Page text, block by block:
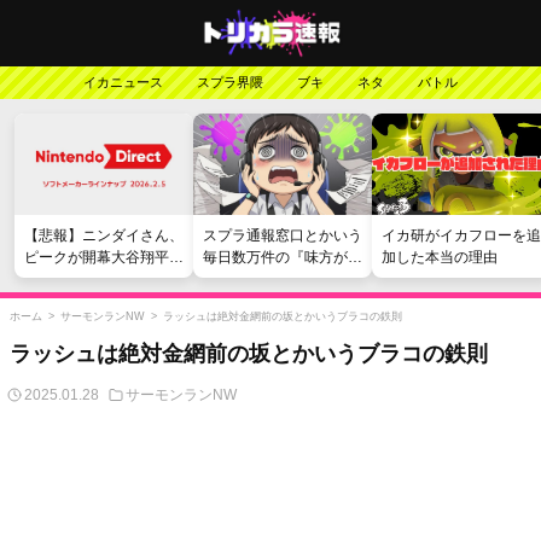
イカニュース スプラ界隈 ブキ ネタ バトル
【悲報】ニンダイさん、
ピークが開幕大谷翔平の
がっかりダイレクトだっ
たと言われてしまう
スプラ通報窓口とかいう
毎日数万件の『味方が弱
い』愚痴を読まされる苦
行
イカ研がイカフローを追
加した本当の理由
ホーム > サーモンランNW > ラッシュは絶対金網前の坂とかいうブラコの鉄則
ラッシュは絶対金網前の坂とかいうブラコの鉄則
2025.01.28 サーモンランNW